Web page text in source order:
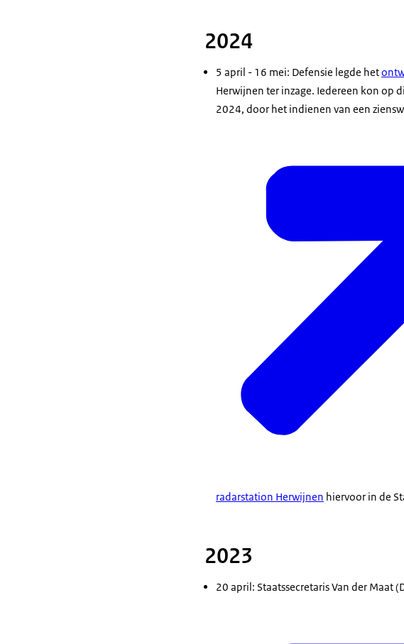
2024
5 april - 16 mei: Defensie legde het
Herwijnen ter inzage. Iedereen kon op
2024, door het indienen van een
radarstation Herwijnen hiervoor in de
2023
20 april: Staatssecretaris Van der Maat